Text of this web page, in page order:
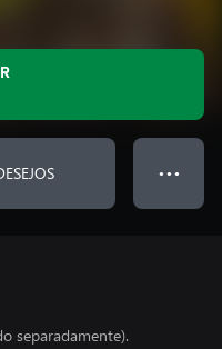
● ● ●
separadamente).